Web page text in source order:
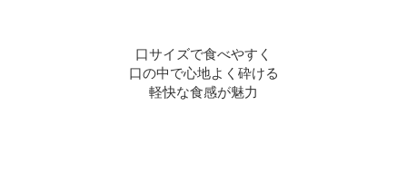
口サイズで食べやすく
口の中で心地よく砕ける
軽快な食感が魅力